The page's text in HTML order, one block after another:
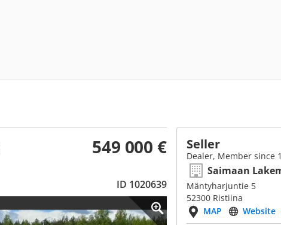
549 000 €
ID 1020639
Seller
Dealer, Member since
Saimaan
Mäntyharjuntie 5
52300 Ristiina
MAP
Website